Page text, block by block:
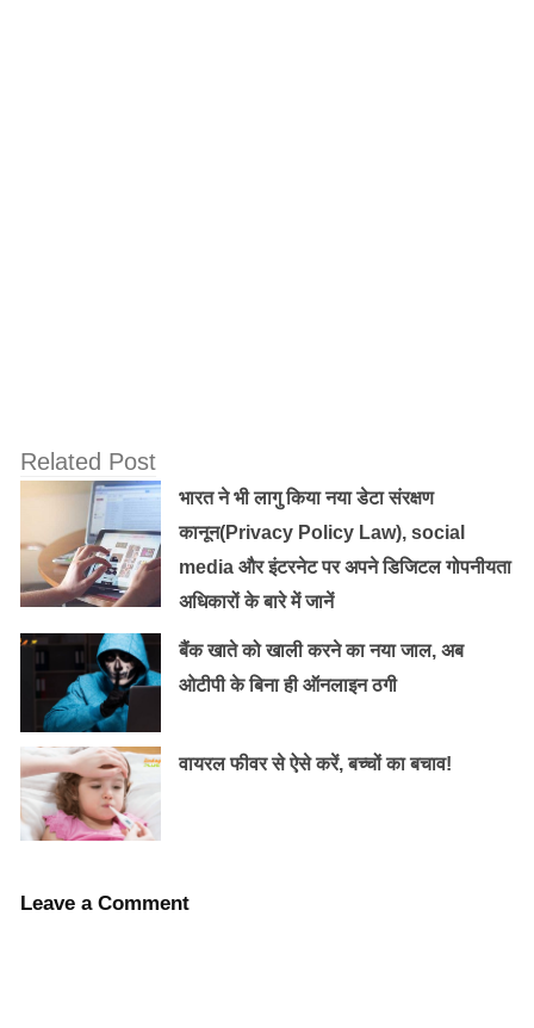
Related Post
भारत ने भी लागु किया नया डेटा संरक्षण
कानून(Privacy Policy Law), social
media और इंटरनेट पर अपने डिजिटल गोपनीयता
अधिकारों के बारे में जानें
बैंक खाते को खाली करने का नया जाल, अब
ओटीपी के बिना ही ऑनलाइन ठगी
वायरल फीवर से ऐसे करें, बच्चों का बचाव!
Leave a Comment